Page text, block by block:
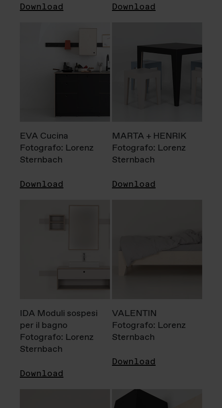
Download Download
EVA Cucina
Fotografo: Lorenz
Sternbach
Download
MARTA + HENRIK
Fotografo: Lorenz
Sternbach
Download
IDA Moduli sospesi
per il bagno
Fotografo: Lorenz
Sternbach
Download
VALENTIN
Fotografo: Lorenz
Sternbach
Download